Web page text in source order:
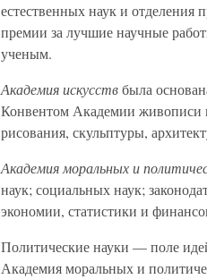
естественных наук и
премии за лучшие научные
ученым.
Академия искусствбыла
Конвентом Академии живописи
рисования, скульптуры,
Академия моральных и
наук; социальных наук;
экономии, статистики и
Политические науки — поле
Академия моральных и